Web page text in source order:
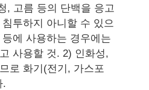
, 고름 등의 단백을 응고
투하지 아니할 수 있으
에 사용하는 경우에는
사용할 것. 2) 인화성,
로 화기(전기, 가스포
.